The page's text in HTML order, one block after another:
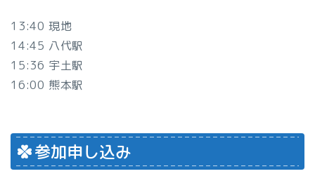
13:40 現地
14:45 八代駅
15:36 宇土駅
16:00 熊本駅
参加申し込み